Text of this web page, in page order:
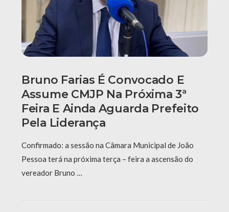
Bruno Farias É Convocado E
Assume CMJP Na Próxima 3ª
Feira E Ainda Aguarda Prefeito
Pela Liderança
Confirmado: a sessão na Câmara Municipal de João
Pessoa terá na próxima terça – feira a ascensão do
vereador Bruno …